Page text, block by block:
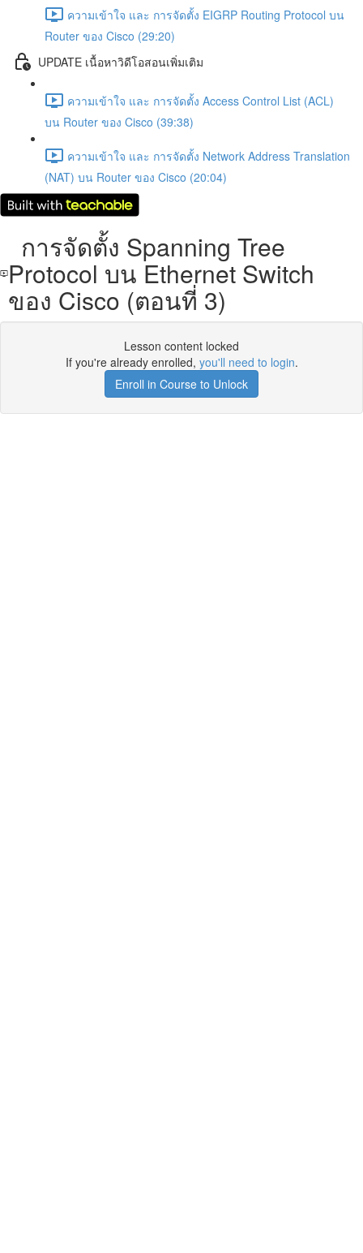
ความเข้าใจ และ การจัดตั้ง EIGRP Routing Protocol บน
Router ของ Cisco (29:20)
UPDATE เนื้อหาวิดีโอสอนเพิ่มเติม
ความเข้าใจ และ การจัดตั้ง Access Control List (ACL)
บน Router ของ Cisco (39:38)
ความเข้าใจ และ การจัดตั้ง Network Address Translation
(NAT) บน Router ของ Cisco (20:04)
การจัดตั้ง Spanning Tree
Protocol บน Ethernet Switch
ของ Cisco (ตอนที่ 3)
Lesson content locked
If you're already enrolled, you'll need to login.
Enroll in Course to Unlock